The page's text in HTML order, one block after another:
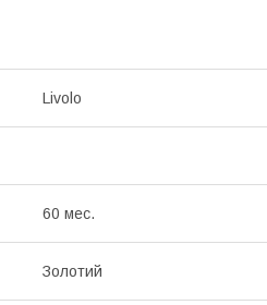
Livolo
60 мес.
Золотий